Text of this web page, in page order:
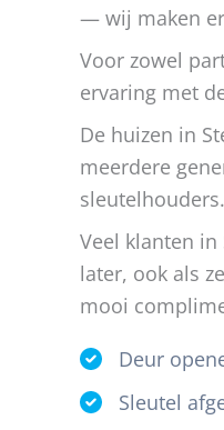
— wij maken
Voor zowel
ervaring met
De huizen in
meerdere
Veel klanten
later, ook als
mooi
Deur
Sleutel